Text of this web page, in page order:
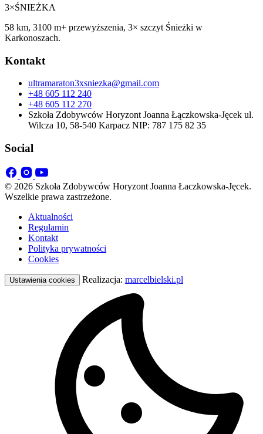
3×ŚNIEŻKA
58 km, 3100 m+ przewyższenia, 3× szczyt Śnieżki w
Karkonoszach.
Kontakt
ultramaraton3xsniezka@gmail.com
+48 605 112 240
+48 605 112 270
Szkoła Zdobywców Horyzont Joanna Łączkowska-Jęcek ul.
Wilcza 10, 58-540 Karpacz NIP: 787 175 82 35
Social
© 2026 Szkoła Zdobywców Horyzont Joanna Łaczkowska-Jęcek.
Wszelkie prawa zastrzeżone.
Aktualności
Regulamin
Kontakt
Polityka prywatności
Cookies
Ustawienia cookies Realizacja: marcelbielski.pl